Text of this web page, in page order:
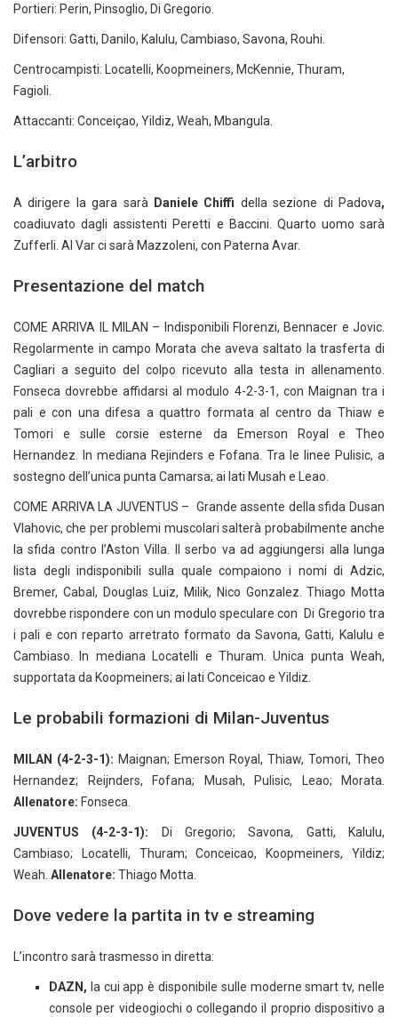
Portieri: Perin, Pinsoglio, Di Gregorio.
Difensori: Gatti, Danilo, Kalulu, Cambiaso, Savona, Rouhi.
Centrocampisti: Locatelli, Koopmeiners, McKennie, Thuram,
Fagioli.
Attaccanti: Conceiçao, Yildiz, Weah, Mbangula.
L’arbitro
A dirigere la gara sarà Daniele Chiffi della sezione di Padova,
coadiuvato dagli assistenti Peretti e Baccini. Quarto uomo sarà
Zufferli. Al Var ci sarà Mazzoleni, con Paterna Avar.
Presentazione del match
COME ARRIVA IL MILAN – Indisponibili Florenzi, Bennacer e Jovic.
Regolarmente in campo Morata che aveva saltato la trasferta di
Cagliari a seguito del colpo ricevuto alla testa in allenamento.
Fonseca dovrebbe affidarsi al modulo 4-2-3-1, con Maignan tra i
pali e con una difesa a quattro formata al centro da Thiaw e
Tomori e sulle corsie esterne da Emerson Royal e Theo
Hernandez. In mediana Rejinders e Fofana. Tra le linee Pulisic, a
sostegno dell’unica punta Camarsa; ai lati Musah e Leao.
COME ARRIVA LA JUVENTUS – Grande assente della sfida Dusan
Vlahovic, che per problemi muscolari salterà probabilmente anche
la sfida contro l’Aston Villa. Il serbo va ad aggiungersi alla lunga
lista degli indisponibili sulla quale compaiono i nomi di Adzic,
Bremer, Cabal, Douglas Luiz, Milik, Nico Gonzalez. Thiago Motta
dovrebbe rispondere con un modulo speculare con Di Gregorio tra
i pali e con reparto arretrato formato da Savona, Gatti, Kalulu e
Cambiaso. In mediana Locatelli e Thuram. Unica punta Weah,
supportata da Koopmeiners; ai lati Conceicao e Yildiz.
Le probabili formazioni di Milan-Juventus
MILAN (4-2-3-1): Maignan; Emerson Royal, Thiaw, Tomori, Theo
Hernandez; Reijnders, Fofana; Musah, Pulisic, Leao; Morata.
Allenatore: Fonseca.
JUVENTUS (4-2-3-1): Di Gregorio; Savona, Gatti, Kalulu,
Cambiaso; Locatelli, Thuram; Conceicao, Koopmeiners, Yildiz;
Weah. Allenatore: Thiago Motta.
Dove vedere la partita in tv e streaming
L’incontro sarà trasmesso in diretta:
DAZN, la cui app è disponibile sulle moderne smart tv, nelle
console per videogiochi o collegando il proprio dispositivo a